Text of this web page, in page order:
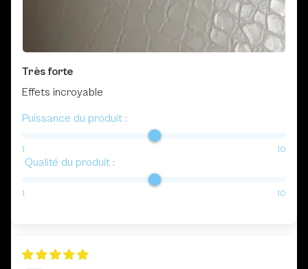
Très forte
Effets incroyable
Puissance du produit :
1 10
Qualité du produit :
1 10